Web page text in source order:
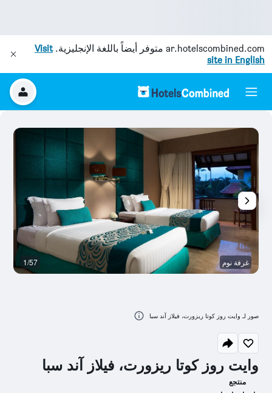
ar.hotelscombined.com متوفر أيضاً باللغة الإنجليزية.Visit
site in English
وايت روز كوتا ريزورت، فيلاز آند سبا
منتجع
غرفة نوم 1/57
صور لـ وايت روز كوتا ريزورت، فيلاز آند سبا